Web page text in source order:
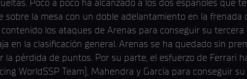
sobre la mesa con un doble adelantamiento en la frenada
los ataques de Arenas para conseguir su
en la clasificación general. Arenas se ha quedado sin
la pérdida de puntos. Por su parte, el esfuerzo de Ferrari
WorldSSP Team), Mahendra y García para conseguir